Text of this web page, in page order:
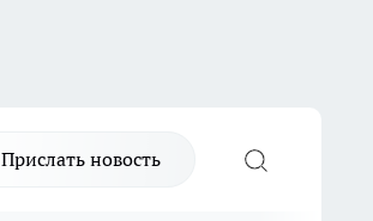
Прислать новость